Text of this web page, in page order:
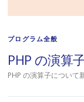
プログラム全般
PHP の演算
PHP の演算子について